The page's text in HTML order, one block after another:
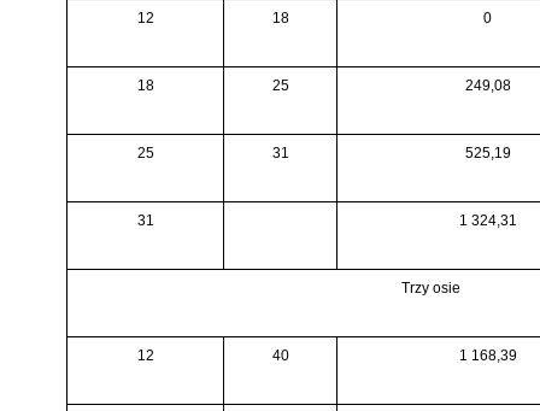
12 18 0
18 25 249,08
25 31 525,19
31 1 324,31
Trzy osie
12 40 1 168,39